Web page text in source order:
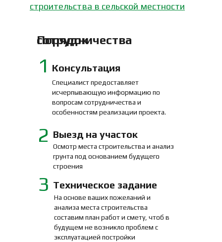
строительства в сельской местности
Специалист предоставляет
исчерпывающую информацию по
вопросам сотрудничества и
особенностям реализации проекта.
Консультация
1
Выезд на участок
Осмотр места строительства и анализ
грунта под основанием будущего
строения
2
Техническое задание
На основе ваших пожеланий и
анализа места строительства
составим план работ и смету, чтоб в
будущем не возникло проблем с
эксплуатацией постройки
3
Порядок сотрудничества